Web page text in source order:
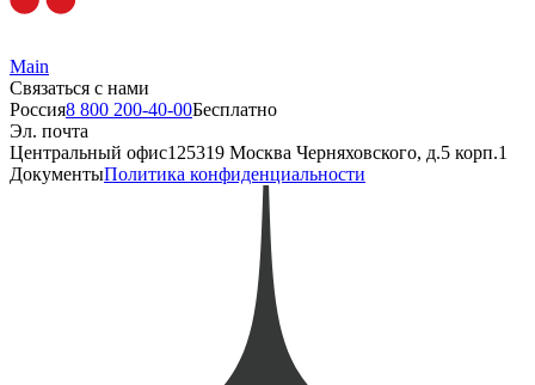
Main
Связаться с нами
Россия8 800 200-40-00Бесплатно
Эл. почта
Центральный офис125319 Москва Черняховского, д.5 корп.1
ДокументыПолитика конфиденциальности